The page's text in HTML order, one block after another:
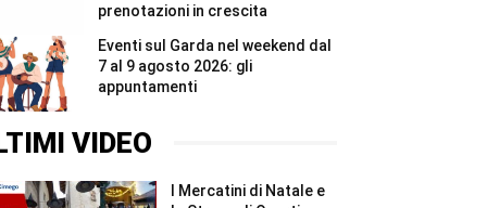
prenotazioni in crescita
Eventi sul Garda nel weekend dal
7 al 9 agosto 2026: gli
appuntamenti
VIDEO
I Mercatini di Natale e